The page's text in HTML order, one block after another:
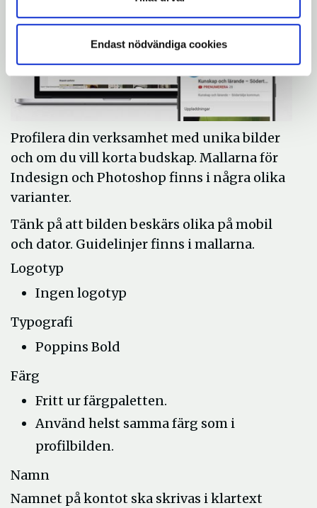
Endast nödvändiga cookies
Profilera din verksamhet med unika bilder
och om du vill korta budskap. Mallarna för
Indesign och Photoshop finns i några olika
varianter.
Tänk på att bilden beskärs olika på mobil
och dator. Guidelinjer finns i mallarna.
Logotyp
Ingen logotyp
Typografi
Poppins Bold
Färg
Fritt ur färgpaletten.
Använd helst samma färg som i
profilbilden.
Namn
Namnet på kontot ska skrivas i klartext